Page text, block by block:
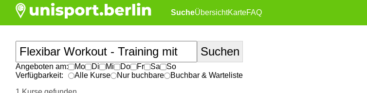
SucheÜbersichtKarteFAQ
Angeboten am: Mo Di Mi Do Fr Sa
So
Verfügbarkeit:
Alle Kurse Nur buchbare
Buchbar & Warteliste